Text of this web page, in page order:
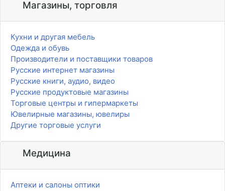
Магазины, торговля
Кухни и другая мебель
Одежда и обувь
Производители и поставщики товаров
Русские интернет магазины
Русские книги, аудио, видео
Русские продуктовые магазины
Торговые центры и гипермаркеты
Ювелирные магазины, ювелиры
Другие торговые услуги
Медицина
Аптеки и салоны оптики